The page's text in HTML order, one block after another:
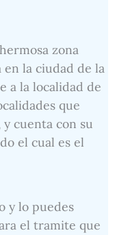
zona
la ciudad de la
a la localidad de
que
cuenta con su
el cual es el
y lo puedes
el tramite que